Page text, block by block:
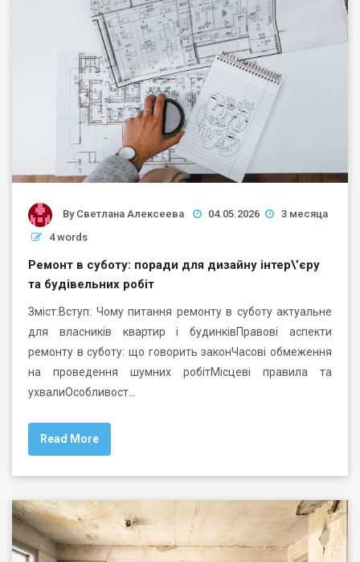
By Светлана Алексеева 04.05.2026
3 месяца
4 words
Ремонт в суботу: поради для дизайну інтер\’єру
та будівельних робіт
Зміст:Вступ: Чому питання ремонту в суботу актуальне
для власників квартир і будинківПравові аспекти
ремонту в суботу: що говорить законЧасові обмеження
на проведення шумних робітМісцеві правила та
ухвалиОсобливост…
Read More